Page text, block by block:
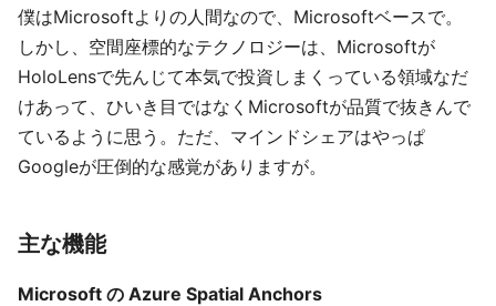
僕はMicrosoftよりの人間なので、Microsoftベースで。
しかし、空間座標的なテクノロジーは、Microsoftが
HoloLensで先んじて本気で投資しまくっている領域なだ
けあって、ひいき目ではなくMicrosoftが品質で抜きんで
ているように思う。ただ、マインドシェアはやっぱ
Googleが圧倒的な感覚がありますが。
主な機能
Microsoft の Azure Spatial Anchors